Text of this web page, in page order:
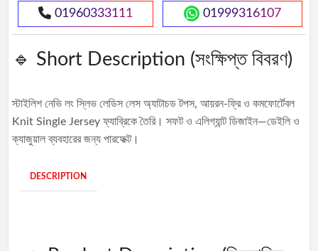
01960333111 01999316107
🔹 Short Description (সংক্ষিপ্ত বিবরণ)
স্টাইলিশ নেভি লং স্লিভ লেডিস লেস অ্যাটাচড টপস, আয়রন-ফ্রি ও কমফোর্টেবল
Knit Single Jersey ফ্যাব্রিকে তৈরি। সফট ও এলিগ্যান্ট ডিজাইন—ডেইলি ও
ক্যাজুয়াল ব্যবহারের জন্য পারফেক্ট।
DESCRIPTION